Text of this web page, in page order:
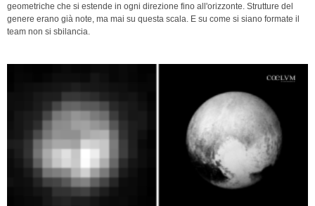
geometriche che si estende in ogni direzione fino all'orizzonte. Strutture del
genere erano già note, ma mai su questa scala. E su come si siano formate il
team non si sbilancia.